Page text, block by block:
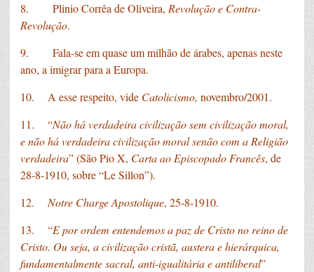
8. Plinio Corrêa de Oliveira, Revolução e Contra-
Revolução.
9. Fala-se em quase um milhão de árabes, apenas neste
ano, a imigrar para a Europa.
10. A esse respeito, vide Catolicismo, novembro/2001.
11. “Não há verdadeira civilização sem civilização moral,
e não há verdadeira civilização moral senão com a Religião
verdadeira” (São Pio X, Carta ao Episcopado Francês, de
28-8-1910, sobre “Le Sillon”).
12. Notre Charge Apostolique, 25-8-1910.
13. “E por ordem entendemos a paz de Cristo no reino de
Cristo. Ou seja, a civilização cristã, austera e hierárquica,
fundamentalmente sacral, anti-igualitária e antiliberal”